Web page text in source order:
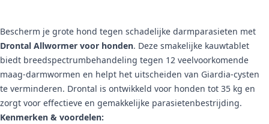
Bescherm je grote hond tegen schadelijke darmparasieten met
Drontal Allwormer voor honden. Deze smakelijke kauwtablet
biedt breedspectrumbehandeling tegen 12 veelvoorkomende
maag-darmwormen en helpt het uitscheiden van Giardia-cysten
te verminderen. Drontal is ontwikkeld voor honden tot 35 kg en
zorgt voor effectieve en gemakkelijke parasietenbestrijding.
Kenmerken & voordelen: